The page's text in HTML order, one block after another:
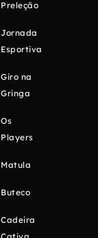
Preleção
Jornada
Esportiva
Giro na
Gringa
Os
Players
Matula
Buteco
Cadeira